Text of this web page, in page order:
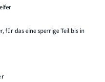
für das eine sperrige Teil bis in